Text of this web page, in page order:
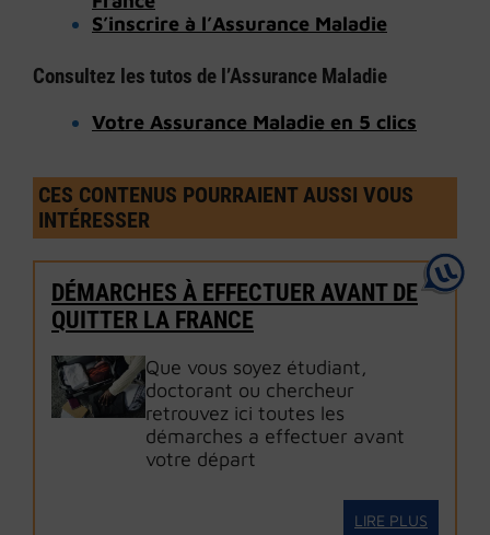
S’inscrire à l’Assurance Maladie
Consultez les tutos de l’Assurance Maladie
Votre Assurance Maladie en 5 clics
CES CONTENUS POURRAIENT AUSSI VOUS
INTÉRESSER
DÉMARCHES À EFFECTUER AVANT DE
QUITTER LA FRANCE
Que vous soyez étudiant,
doctorant ou chercheur
retrouvez ici toutes les
démarches a effectuer avant
votre départ
LIRE PLUS